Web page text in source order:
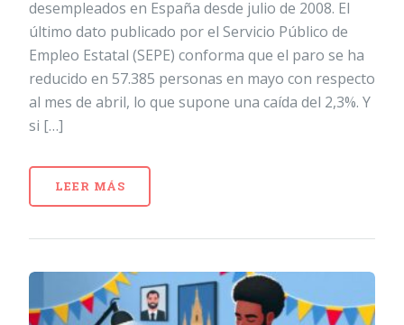
desempleados en España desde julio de 2008. El
último dato publicado por el Servicio Público de
Empleo Estatal (SEPE) conforma que el paro se ha
reducido en 57.385 personas en mayo con respecto
al mes de abril, lo que supone una caída del 2,3%. Y
si […]
LEER MÁS